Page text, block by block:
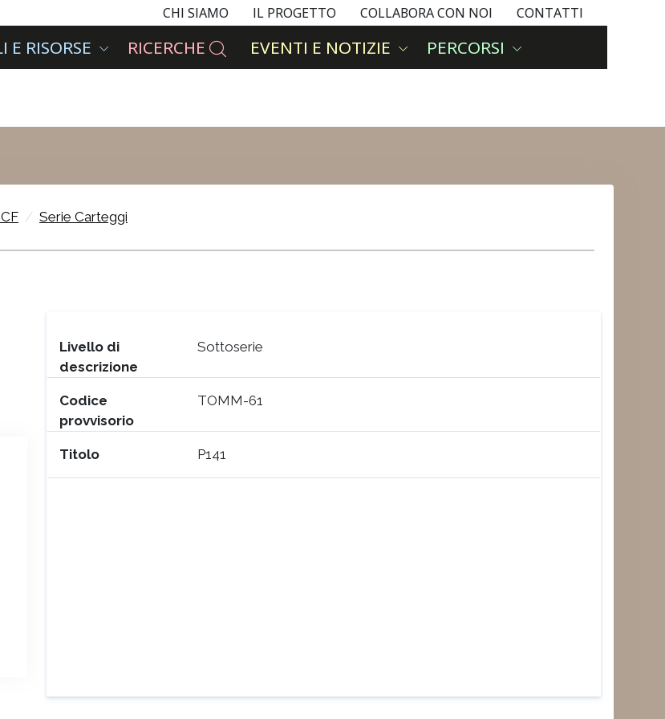
CHI SIAMO IL PROGETTO COLLABORA CON NOI CONTATTI
E RISORSE RICERCHE EVENTI E NOTIZIE PERCORSI
Serie Carteggi
Livello di
descrizione
Sottoserie
Codice
provvisorio
TOMM-61
Titolo P141